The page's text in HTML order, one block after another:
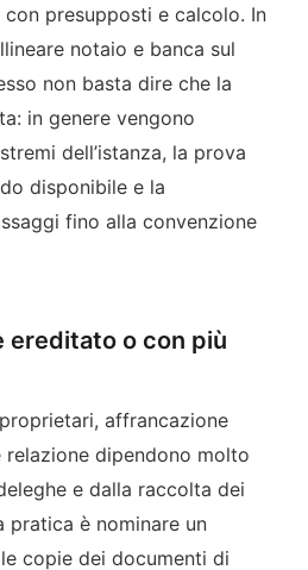
con presupposti e calcolo. In
notaio e banca sul
non basta dire che la
in genere vengono
dell’istanza, la prova
disponibile e la
fino alla convenzione
ereditato o con più
affrancazione
relazione dipendono molto
e dalla raccolta dei
pratica è nominare un
copie dei documenti di